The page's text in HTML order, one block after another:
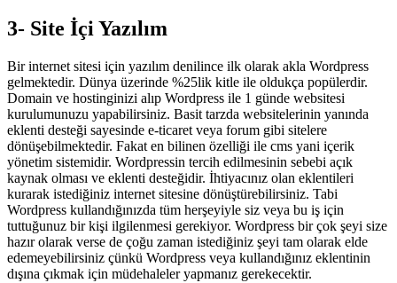
3- Site İçi Yazılım
Bir internet sitesi için yazılım denilince ilk olarak akla Wordpress
gelmektedir. Dünya üzerinde %25lik kitle ile oldukça popülerdir.
Domain ve hostinginizi alıp Wordpress ile 1 günde websitesi
kurulumunuzu yapabilirsiniz. Basit tarzda websitelerinin yanında
eklenti desteği sayesinde e-ticaret veya forum gibi sitelere
dönüşebilmektedir. Fakat en bilinen özelliği ile cms yani içerik
yönetim sistemidir. Wordpressin tercih edilmesinin sebebi açık
kaynak olması ve eklenti desteğidir. İhtiyacınız olan eklentileri
kurarak istediğiniz internet sitesine dönüştürebilirsiniz. Tabi
Wordpress kullandığınızda tüm herşeyiyle siz veya bu iş için
tuttuğunuz bir kişi ilgilenmesi gerekiyor. Wordpress bir çok şeyi size
hazır olarak verse de çoğu zaman istediğiniz şeyi tam olarak elde
edemeyebilirsiniz çünkü Wordpress veya kullandığınız eklentinin
dışına çıkmak için müdehaleler yapmanız gerekecektir.